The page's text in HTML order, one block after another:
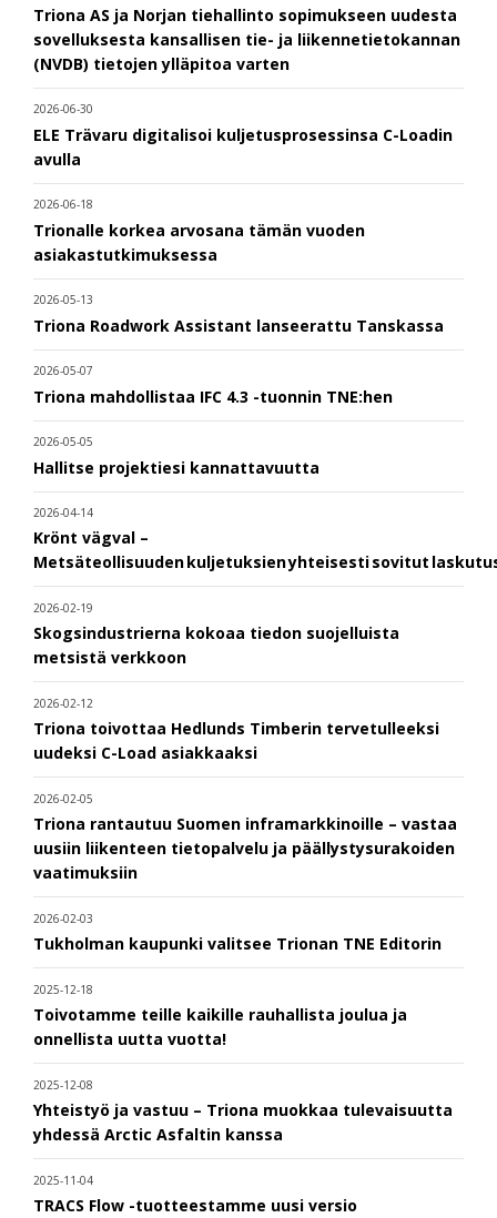
Triona AS ja Norjan tiehallinto sopimukseen uudesta
sovelluksesta kansallisen tie- ja liikennetietokannan
(NVDB) tietojen ylläpitoa varten
2026-06-30
ELE Trävaru digitalisoi kuljetusprosessinsa C-Loadin
avulla
2026-06-18
Trionalle korkea arvosana tämän vuoden
asiakastutkimuksessa
2026-05-13
Triona Roadwork Assistant lanseerattu Tanskassa
2026-05-07
Triona mahdollistaa IFC 4.3 -tuonnin TNE:hen
2026-05-05
Hallitse projektiesi kannattavuutta
2026-04-14
Krönt vägval –
Metsäteollisuuden kuljetuksien yhteisesti sovitut
2026-02-19
Skogsindustrierna kokoaa tiedon suojelluista
metsistä verkkoon
2026-02-12
Triona toivottaa Hedlunds Timberin tervetulleeksi
uudeksi C-Load asiakkaaksi
2026-02-05
Triona rantautuu Suomen inframarkkinoille – vastaa
uusiin liikenteen tietopalvelu ja päällystysurakoiden
vaatimuksiin
2026-02-03
Tukholman kaupunki valitsee Trionan TNE Editorin
2025-12-18
Toivotamme teille kaikille rauhallista joulua ja
onnellista uutta vuotta!
2025-12-08
Yhteistyö ja vastuu – Triona muokkaa tulevaisuutta
yhdessä Arctic Asfaltin kanssa
2025-11-04
TRACS Flow -tuotteestamme uusi versio